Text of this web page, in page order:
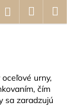
urny,
čím
sa zaradzujú